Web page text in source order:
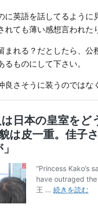
に英語を話してるよう
れても薄い感想言われた
まれる？だとしたら、
るものにして下さい。
良さそうに装うのではな